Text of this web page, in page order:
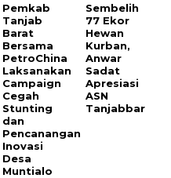
Pemkab
Tanjab
Barat
Bersama
PetroChina
Laksanakan
Campaign
Cegah
Stunting
dan
Pencanangan
Inovasi
Desa
Muntialo
Sembelih
77 Ekor
Hewan
Kurban,
Anwar
Sadat
Apresiasi
ASN
Tanjabbar